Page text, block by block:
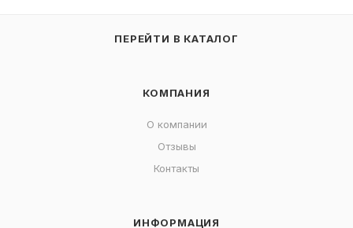
ПЕРЕЙТИ В КАТАЛОГ
КОМПАНИЯ
О компании
Отзывы
Контакты
ИНФОРМАЦИЯ